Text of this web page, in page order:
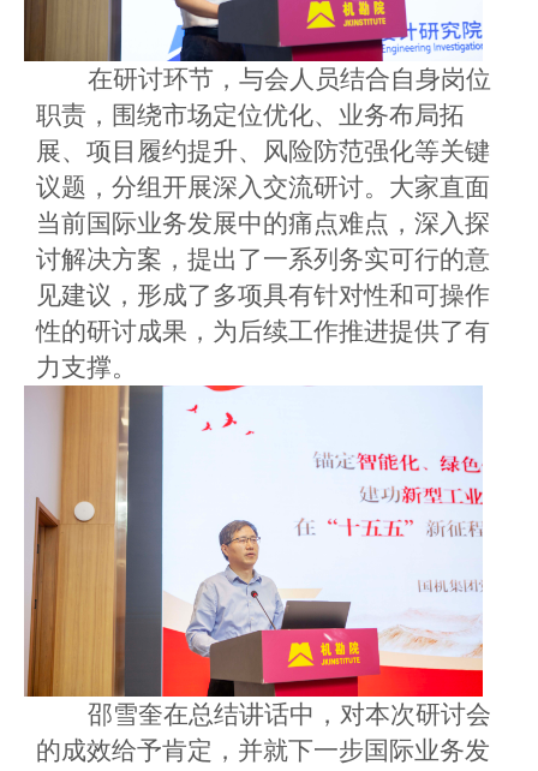
在研讨环节，与会人员结合自身岗位
职责，围绕市场定位优化、业务布局拓
展、项目履约提升、风险防范强化等关键
议题，分组开展深入交流研讨。大家直面
当前国际业务发展中的痛点难点，深入探
讨解决方案，提出了一系列务实可行的意
见建议，形成了多项具有针对性和可操作
性的研讨成果，为后续工作推进提供了有
力支撑。
邵雪奎在总结讲话中，对本次研讨会
的成效给予肯定，并就下一步国际业务发